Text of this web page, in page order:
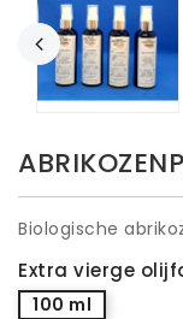
Biologische
Extra vierge
100 ml